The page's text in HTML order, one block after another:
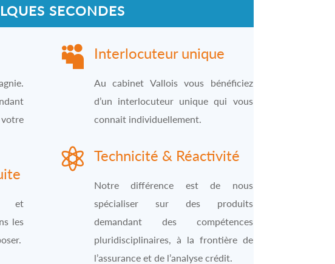
SECONDES
et
les
 Interlocuteur unique
Au cabinet Vallois vous bénéficiez
d’un interlocuteur unique qui vous
connait individuellement.
 Technicité & Réactivité
Notre différence est de nous
spécialiser sur des produits
demandant des compétences
pluridisciplinaires, à la frontière de
l’assurance et de l’analyse crédit.